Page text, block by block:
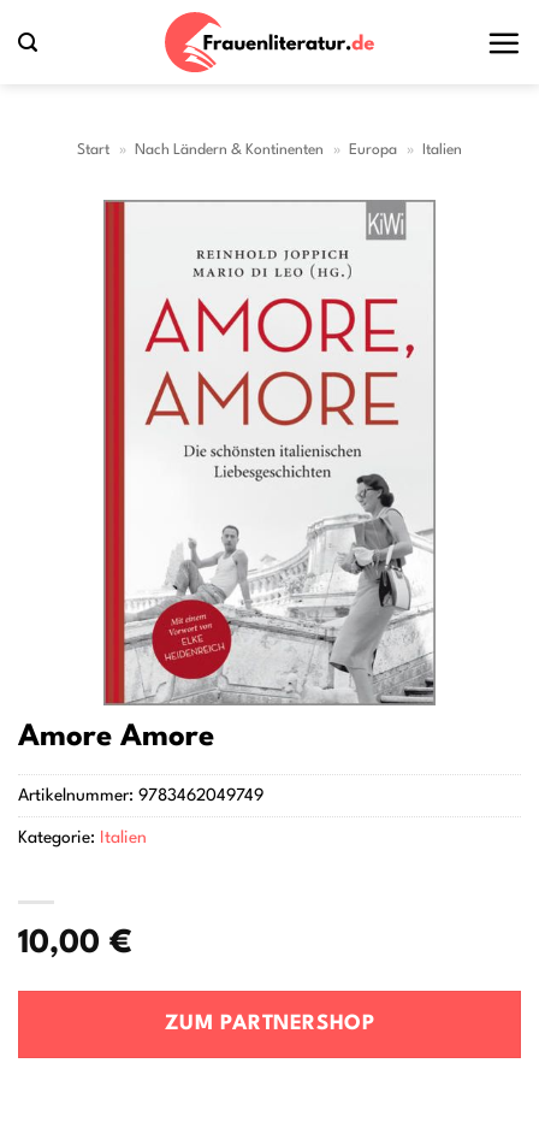
Inhalt
Start » Nach Ländern & Kontinenten » Europa » Italien
Amore Amore
10,00 €
ZUM PARTNERSHOP
Artikelnummer: 9783462049749
Kategorie: Italien